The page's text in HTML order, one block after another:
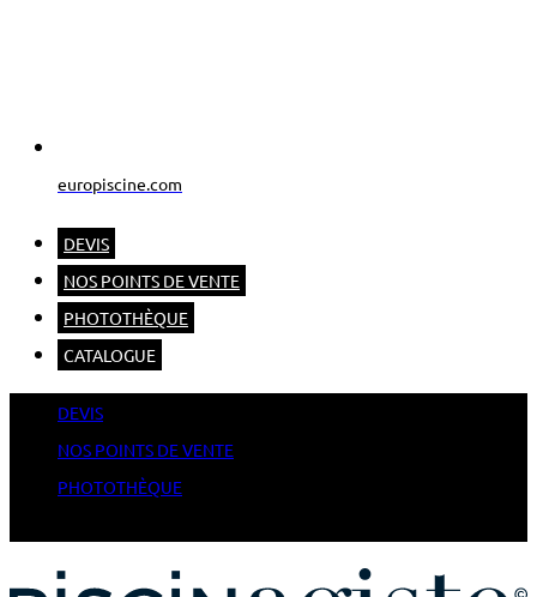
europiscine.com
DEVIS
NOS POINTS DE VENTE
PHOTOTHÈQUE
CATALOGUE
DEVIS
NOS POINTS DE VENTE
PHOTOTHÈQUE